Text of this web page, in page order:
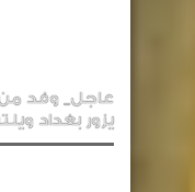
عاجل_ وفد من
يزور بغداد